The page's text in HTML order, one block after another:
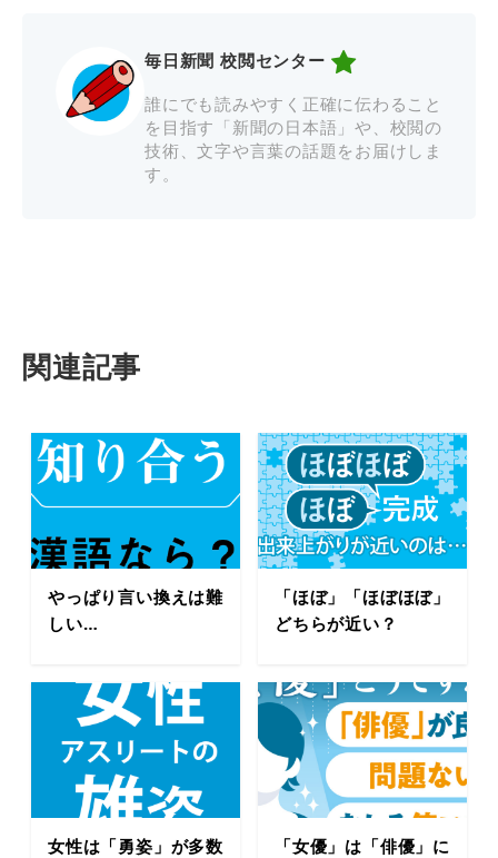
毎日新聞 校閲センター
誰にでも読みやすく正確に伝わること
を目指す「新聞の日本語」や、校閲の
技術、文字や言葉の話題をお届けしま
す。
関連記事
やっぱり言い換えは難
しい…
「ほぼ」「ほぼほぼ」
どちらが近い？
女性は「勇姿」が多数
「女優」は「俳優」に